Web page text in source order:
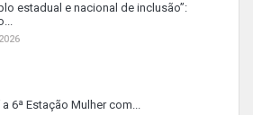
estadual e nacional de inclusão”:
6ª Estação Mulher com...